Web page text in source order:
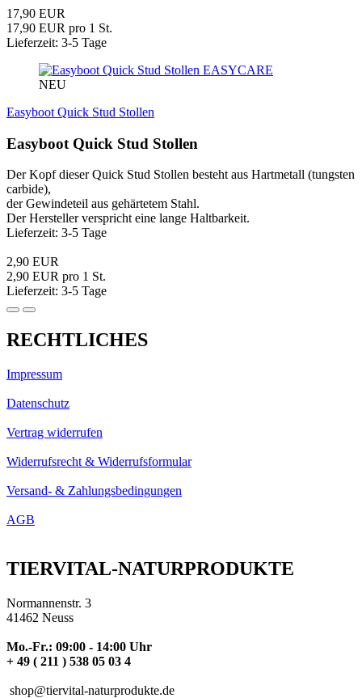
17,90 EUR
17,90 EUR pro 1 St.
Lieferzeit: 3-5 Tage
EASYCARE
NEU
Easyboot Quick Stud Stollen
Easyboot Quick Stud Stollen
Der Kopf dieser Quick Stud Stollen besteht aus Hartmetall (tungsten
carbide),
der Gewindeteil aus gehärtetem Stahl.
Der Hersteller verspricht eine lange Haltbarkeit.
Lieferzeit: 3-5 Tage
2,90 EUR
2,90 EUR pro 1 St.
Lieferzeit: 3-5 Tage
RECHTLICHES
Impressum
Datenschutz
Vertrag widerrufen
Widerrufsrecht & Widerrufsformular
Versand- & Zahlungsbedingungen
AGB
TIERVITAL-NATURPRODUKTE
Normannenstr. 3
41462 Neuss
Mo.-Fr.: 09:00 - 14:00 Uhr
+ 49 ( 211 ) 538 05 03 4
shop@tiervital-naturprodukte.de